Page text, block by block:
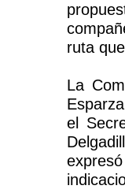
ruta
La
el